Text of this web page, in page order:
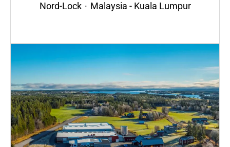
Nord-Lock · Malaysia - Kuala Lumpur